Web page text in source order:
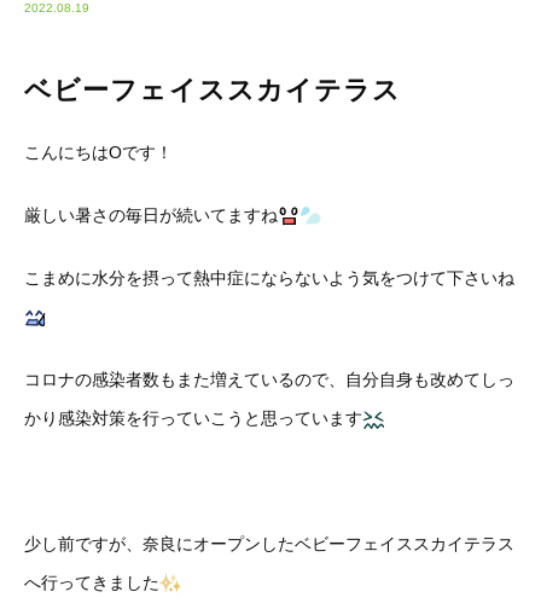
2022.08.19
ベビーフェイススカイテラス
こんにちはOです！
厳しい暑さの毎日が続いてますね
こまめに水分を摂って熱中症にならないよう気をつけて下さいね
コロナの感染者数もまた増えているので、自分自身も改めてしっ
かり感染対策を行っていこうと思っています
少し前ですが、奈良にオープンしたベビーフェイススカイテラス
へ行ってきました